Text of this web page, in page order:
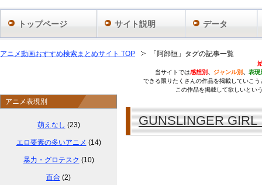
アニメ動画おすすめ検索まとめサイト TOP 「阿部恒」タグの記事一覧
当サイトでは感想別 、 ジャンル別 、 表現
できる限りたくさんの作品を掲載していこ
この作品を掲載して欲しいとい
GUNSLINGER
アニメ表現別
萌えなし (23)
エロ要素の多いアニメ (14)
暴力・グロテスク (10)
百合 (2)
トップページ サイト説明 データ